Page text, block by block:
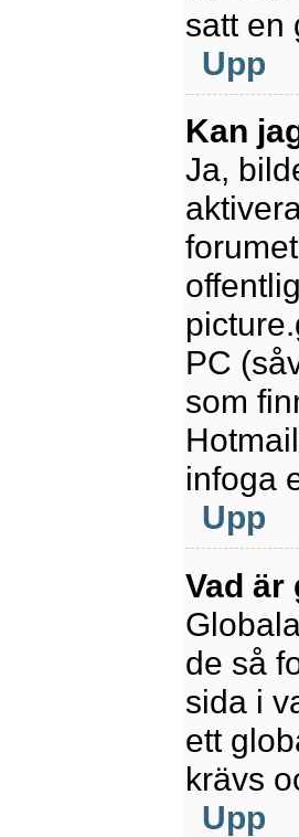
satt en
Upp
Kan
Ja,
PC
som
infoga
Upp
Vad är
de så
sida i
ett
krävs
Upp